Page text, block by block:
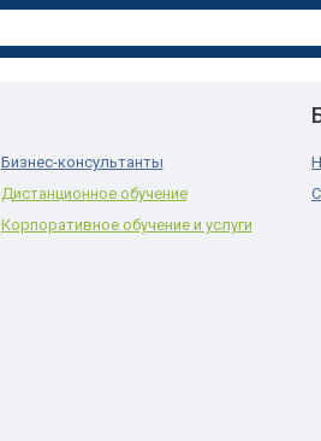
Бизнес-консультанты
Дистанционное обучение
Корпоративное обучение и услуги